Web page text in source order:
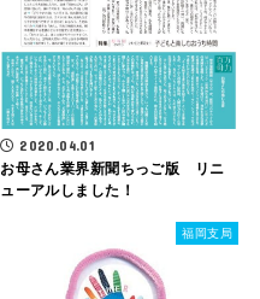
2020.04.01
お母さん業界新聞ちっご版 リニ
ューアルしました！
福岡支局